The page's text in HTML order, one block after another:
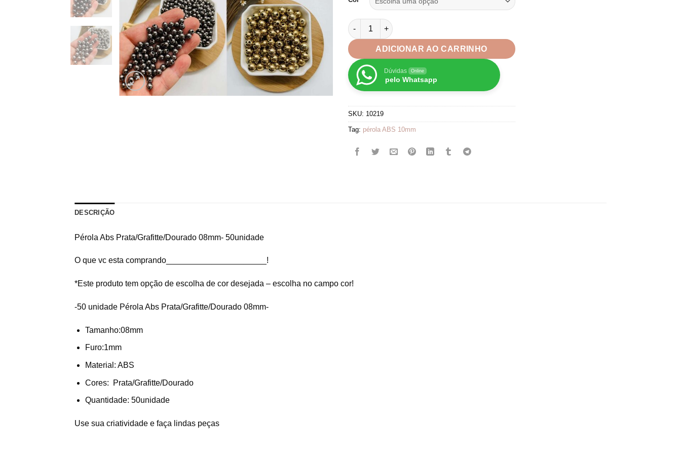
Pérola Abs Prata/Grafitte/Dourado 08mm- 50unidade quantidade
ADICIONAR AO CARRINHO
Dúvidas Online
pelo Whatsapp
SKU: 10219
Tag: pérola ABS 10mm
DESCRIÇÃO
Pérola Abs Prata/Grafitte/Dourado 08mm- 50unidade
O que vc esta comprando______________________!
*Este produto tem opção de escolha de cor desejada – escolha no campo cor!
-50 unidade Pérola Abs Prata/Grafitte/Dourado 08mm-
Tamanho:08mm
Furo:1mm
Material: ABS
Cores: Prata/Grafitte/Dourado
Quantidade: 50unidade
Use sua criatividade e faça lindas peças